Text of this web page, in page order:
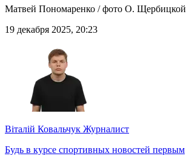
Матвей Пономаренко / фото О. Щербицкой
19 декабря 2025, 20:23
Віталій Ковальчук Журналист
Будь в курсе спортивных новостей первым